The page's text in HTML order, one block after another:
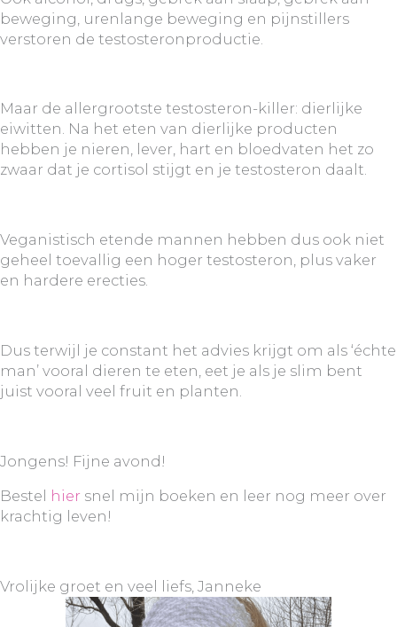
beweging, urenlange beweging en pijnstillers
verstoren de testosteronproductie.
Maar de allergrootste testosteron-killer: dierlijke
eiwitten. Na het eten van dierlijke producten
hebben je nieren, lever, hart en bloedvaten het zo
zwaar dat je cortisol stijgt en je testosteron daalt.
Veganistisch etende mannen hebben dus ook niet
geheel toevallig een hoger testosteron, plus vaker
en hardere erecties.
Dus terwijl je constant het advies krijgt om als ‘échte
man’ vooral dieren te eten, eet je als je slim bent
juist vooral veel fruit en planten.
Jongens! Fijne avond!
Bestel
hier snel mijn boeken en leer nog meer over
krachtig leven!
Vrolijke groet en veel liefs, Janneke